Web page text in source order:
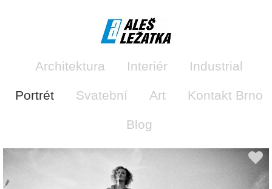
Architektura Interiér Industrial
Portrét Svatební Art Kontakt Brno
Blog